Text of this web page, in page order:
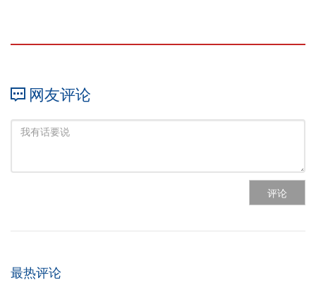
网友评论
评论
最热评论